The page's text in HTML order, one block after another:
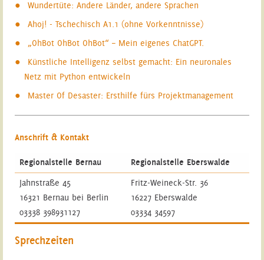
Wundertüte: Andere Länder, andere Sprachen
Ahoj! - Tschechisch A1.1 (ohne Vorkenntnisse)
„OhBot OhBot OhBot“ – Mein eigenes ChatGPT.
Künstliche Intelligenz selbst gemacht: Ein neuronales
Netz mit Python entwickeln
Master Of Desaster: Ersthilfe fürs Projektmanagement
Anschrift & Kontakt
Regionalstelle Bernau
Regionalstelle Eberswalde
Jahnstraße 45
16321 Bernau bei Berlin
03338 398931127
Fritz-Weineck-Str. 36
16227 Eberswalde
03334 34597
Sprechzeiten